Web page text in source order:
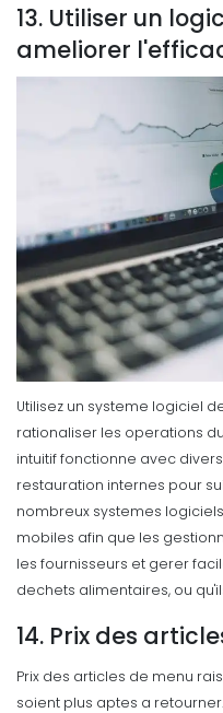
13. Utiliser un
ameliorer
Utilisez un systeme logiciel
rationaliser les operations
intuitif fonctionne avec
restauration internes pour
nombreux systemes
mobiles afin que les
les fournisseurs et gerer
dechets alimentaires, ou
14. Prix des
Prix des articles de menu
soient plus aptes a